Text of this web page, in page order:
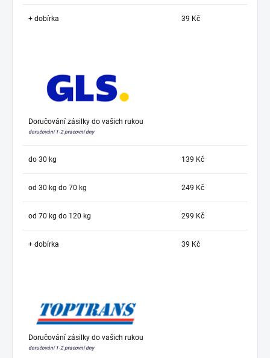
+ dobírka 39 Kč
Doručování zásilky do vašich rukou
doručování 1-2 pracovní dny
do 30 kg 139 Kč
od 30 kg do 70 kg 249 Kč
od 70 kg do 120 kg 299 Kč
+ dobírka 39 Kč
Doručování zásilky do vašich rukou
doručování 1-2 pracovní dny